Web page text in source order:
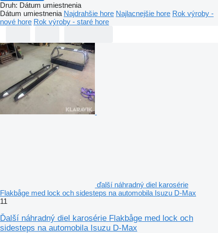
Druh: Dátum umiestnenia
Dátum umiestnenia Najdrahšie hore Najlacnejšie hore Rok výroby -
nové hore Rok výroby - staré hore
ďalší náhradný diel karosérie
Flakbåge med lock och sidesteps na automobila Isuzu D-Max
11
Ďalší náhradný diel karosérie Flakbåge med lock och
sidesteps na automobila Isuzu D-Max